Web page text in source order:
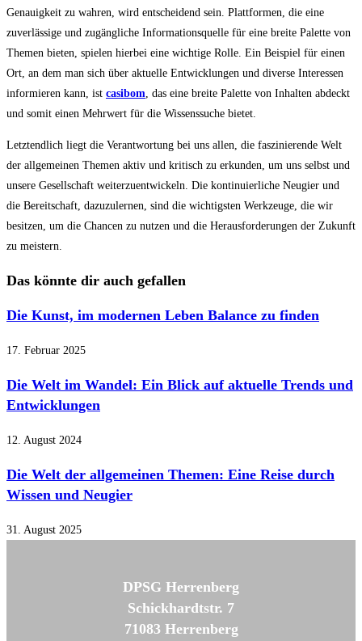
Genauigkeit zu wahren, wird entscheidend sein. Plattformen, die eine
zuverlässige und zugängliche Informationsquelle für eine breite Palette von
Themen bieten, spielen hierbei eine wichtige Rolle. Ein Beispiel für einen
Ort, an dem man sich über aktuelle Entwicklungen und diverse Interessen
informieren kann, ist casibom , das eine breite Palette von Inhalten abdeckt
und somit einen Mehrwert für die Wissenssuche bietet.
Letztendlich liegt die Verantwortung bei uns allen, die faszinierende Welt
der allgemeinen Themen aktiv und kritisch zu erkunden, um uns selbst und
unsere Gesellschaft weiterzuentwickeln. Die kontinuierliche Neugier und
die Bereitschaft, dazuzulernen, sind die wichtigsten Werkzeuge, die wir
besitzen, um die Chancen zu nutzen und die Herausforderungen der Zukunft
zu meistern.
Das könnte dir auch gefallen
Die Kunst, im modernen Leben Balance zu finden
17. Februar 2025
Die Welt im Wandel: Ein Blick auf aktuelle Trends und
Entwicklungen
12. August 2024
Die Welt der allgemeinen Themen: Eine Reise durch
Wissen und Neugier
31. August 2025
DPSG Herrenberg
Schickhardtstr. 7
71083 Herrenberg